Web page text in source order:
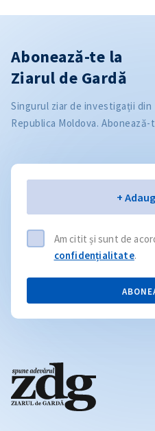
Abonează-te la
Ziarul de Gardă
Singurul ziar de investigații din
Republica Moldova.
+
Am citit și sunt de
confidențialitate.